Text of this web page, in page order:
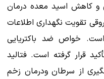
کاهش اسید معده درمان
تقویت نگهداری اطلاعات
است. خواص ضد باکتریایی
قرار گرفته است. فتالید
از سرطان ودرمان زخم